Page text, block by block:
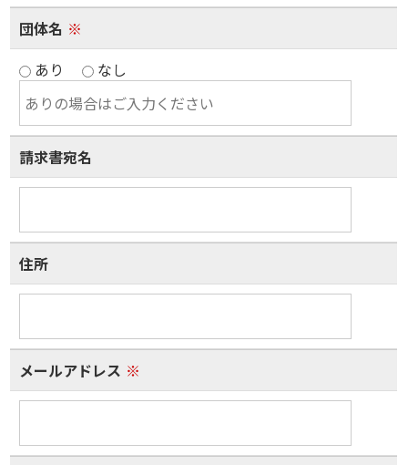
団体名 ※
あり
なし
請求書宛名
住所
メールアドレス ※